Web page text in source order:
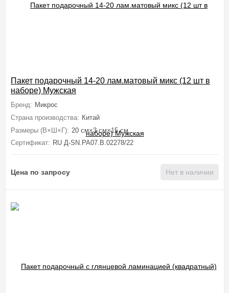
Пакет подарочный 14-20 лам.матовый микс (12 шт в
наборе) Мужская
Бренд: Микрос
Страна производства: Китай
Размеры (В×Ш×Г): 20 см×3 см×15 см
Сертификат: RU Д-SN.PA07.B.02278/22
Цена по запросу Нет в наличии